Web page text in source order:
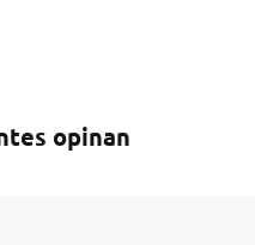
opinan